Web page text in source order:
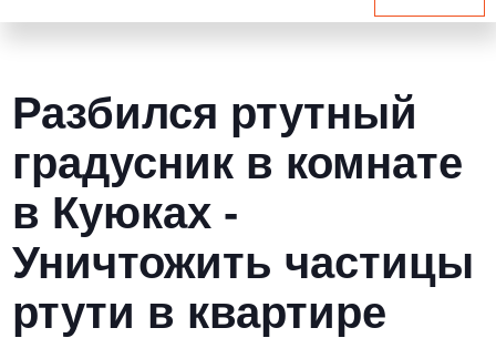
Разбился ртутный
градусник в комнате
в Куюках -
Уничтожить частицы
ртути в квартире